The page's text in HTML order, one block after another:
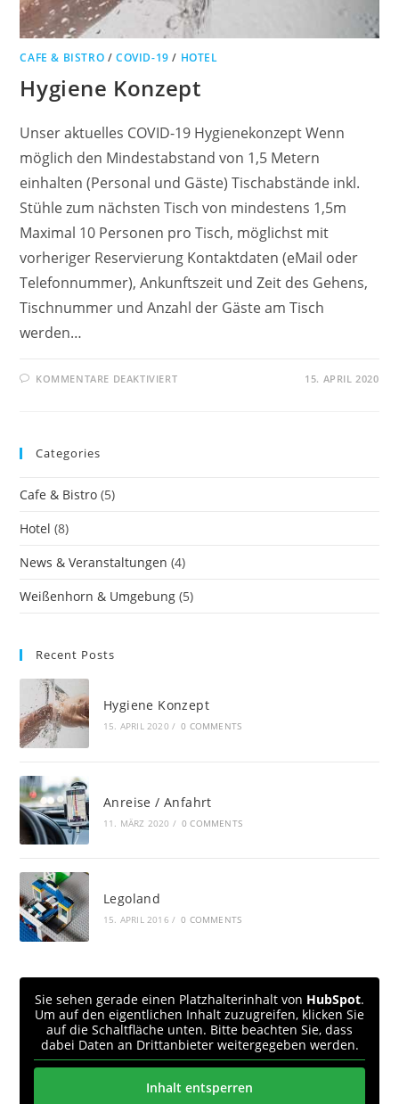
CAFE & BISTRO /COVID-19 / HOTEL
Hygiene Konzept
Unser aktuelles COVID-19 Hygienekonzept Wenn
möglich den Mindestabstand von 1,5 Metern
einhalten (Personal und Gäste) Tischabstände inkl.
Stühle zum nächsten Tisch von mindestens 1,5m
Maximal 10 Personen pro Tisch, möglichst mit
vorheriger Reservierung Kontaktdaten (eMail oder
Telefonnummer), Ankunftszeit und Zeit des Gehens,
Tischnummer und Anzahl der Gäste am Tisch
werden…
KOMMENTARE DEAKTIVIERT 15. APRIL 2020
Categories
Cafe & Bistro (5)
Hotel (8)
News & Veranstaltungen (4)
Weißenhorn & Umgebung (5)
Recent Posts
Hygiene Konzept
15. APRIL 2020 / 0 COMMENTS
Anreise / Anfahrt
11. MÄRZ 2020 / 0 COMMENTS
Legoland
15. APRIL 2016 / 0 COMMENTS
Sie sehen gerade einen Platzhalterinhalt von HubSpot.
Um auf den eigentlichen Inhalt zuzugreifen, klicken Sie
auf die Schaltfläche unten. Bitte beachten Sie, dass
dabei Daten an Drittanbieter weitergegeben werden.
Inhalt entsperren